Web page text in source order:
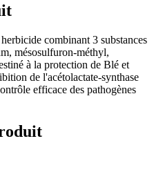
combinant 3 substances
mésosulfuron-méthyl,
à la protection de Blé et
de l'acétolactate-synthase
efficace des pathogènes